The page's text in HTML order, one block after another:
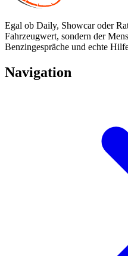
Egal ob Daily, Showcar oder
Fahrzeugwert, sondern der
Benzingespräche und echte
Navigation